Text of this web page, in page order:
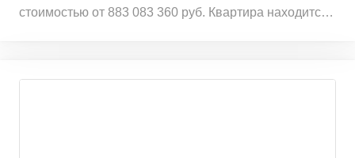
стоимостью от 883 083 360 руб. Квартира находится